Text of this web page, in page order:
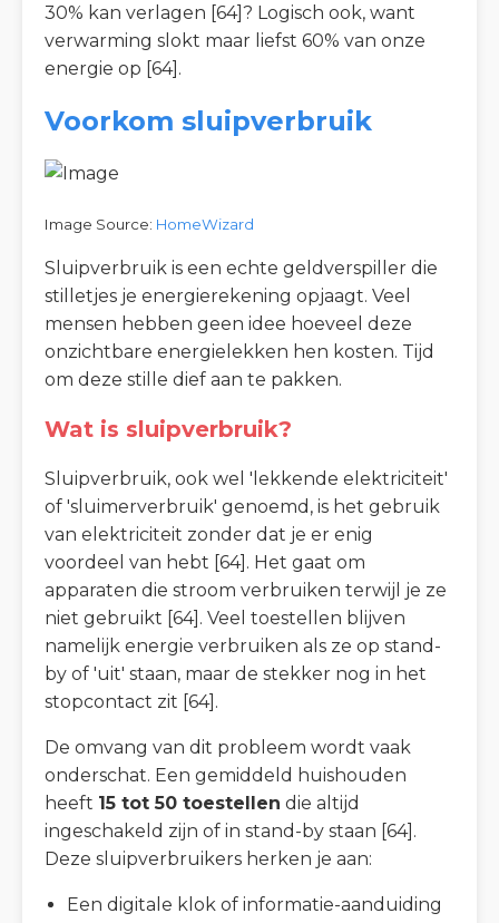
30% kan verlagen [64]? Logisch ook, want
verwarming slokt maar liefst 60% van onze
energie op [64].
Voorkom sluipverbruik
Image Source: HomeWizard
Sluipverbruik is een echte geldverspiller die
stilletjes je energierekening opjaagt. Veel
mensen hebben geen idee hoeveel deze
onzichtbare energielekken hen kosten. Tijd
om deze stille dief aan te pakken.
Wat is sluipverbruik?
Sluipverbruik, ook wel 'lekkende elektriciteit'
of 'sluimerverbruik' genoemd, is het gebruik
van elektriciteit zonder dat je er enig
voordeel van hebt [64]. Het gaat om
apparaten die stroom verbruiken terwijl je ze
niet gebruikt [64]. Veel toestellen blijven
namelijk energie verbruiken als ze op stand-
by of 'uit' staan, maar de stekker nog in het
stopcontact zit [64].
De omvang van dit probleem wordt vaak
onderschat. Een gemiddeld huishouden
heeft 15 tot 50 toestellen die altijd
ingeschakeld zijn of in stand-by staan [64].
Deze sluipverbruikers herken je aan:
Een digitale klok of informatie-aanduiding